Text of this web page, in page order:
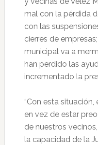
mal con la pérdida
con las
cierres de
municipal va a
han perdido las
incrementado la
“Con esta
en vez de estar
de nuestros
la capacidad de la